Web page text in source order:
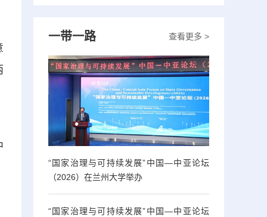
查看更多 >
一带一路
“国家治理与可持续发展”中国—中亚论坛
（2026）在兰州大学举办
“国家治理与可持续发展”中国—中亚论坛